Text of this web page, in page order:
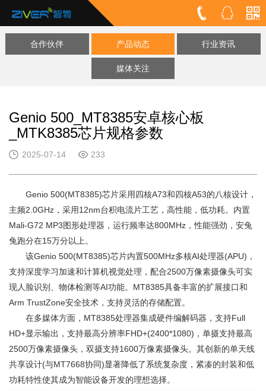
合作伙伴 产品动态 行业资讯
媒体关注
Genio 500_MT8385安卓核心板
_MTK8385芯片规格参数
2025-07-14 233
Genio 500(MT8385)芯片采用四核A73和四核A53的八核设计，
主频2.0GHz，采用12nm台积电流片工艺，高性能，低功耗。内置
Mali-G72 MP3图形处理器，运行频率达800MHz，性能强劲，安兔
兔跑分在15万分以上。
该Genio 500(MT8385)芯片内置500MHz多核AI处理器(APU)，
支持深度学习加速和计算机视觉处理，配合2500万像素摄像头可实
现人脸识别、物体检测等AI功能。MT8385具备丰富的扩展接口和
Arm TrustZone安全技术，支持灵活的存储配置。
在多媒体方面，MT8385处理器集成硬件编解码器，支持Full
HD+显示输出，支持最高分辨率FHD+(2400*1080)，单摄支持最高
2500万像素摄像头，双摄支持1600万像素摄像头。其创新的单天线
共享设计(与MT7668协同)显著降低了系统复杂度，紧凑的封装和低
功耗特性使其成为智能设备开发的理想选择。